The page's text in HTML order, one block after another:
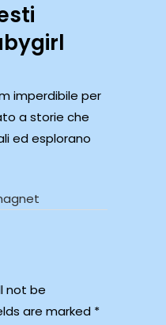
imperdibile per
a storie che
ed esplorano
not be
are marked *